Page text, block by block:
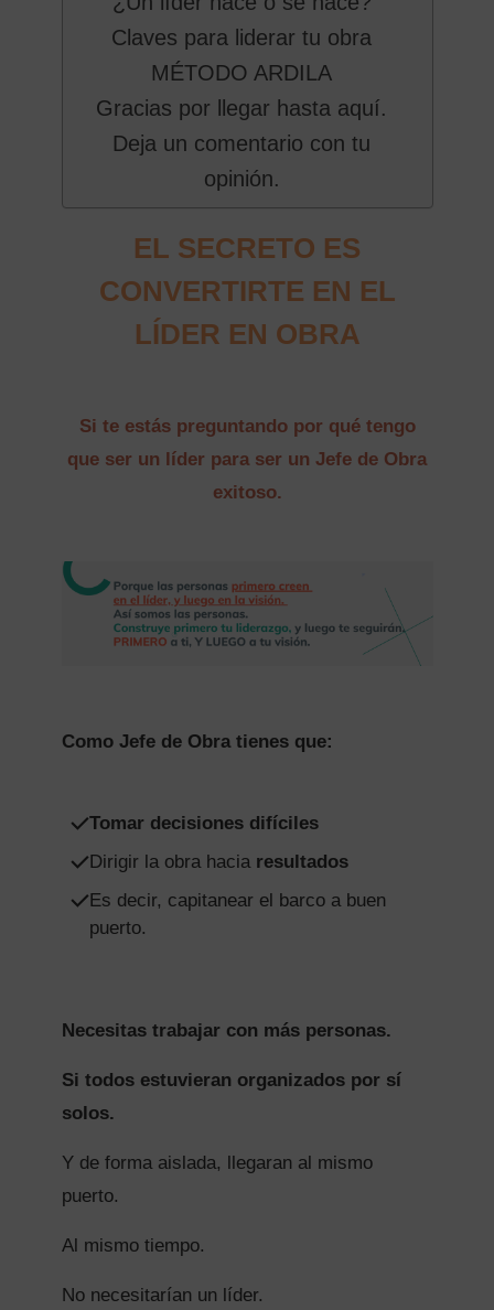
Claves para liderar tu obra
MÉTODO ARDILA
Gracias por llegar hasta aquí.
Deja un comentario con tu
opinión.
EL SECRETO ES
CONVERTIRTE EN EL
LÍDER EN OBRA
Si te estás preguntando por qué tengo
que ser un líder para ser un Jefe de Obra
exitoso.
Como Jefe de Obra tienes que:
Tomar decisiones difíciles
Dirigir la obra hacia resultados
Es decir, capitanear el barco a buen
puerto.
Necesitas trabajar con más personas.
Si todos estuvieran organizados por sí
solos.
Y de forma aislada, llegaran al mismo
puerto.
Al mismo tiempo.
No necesitarían un líder.